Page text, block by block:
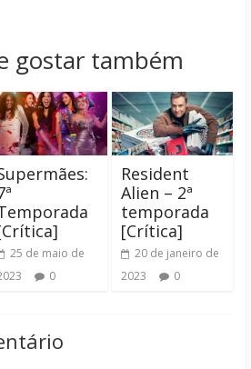
gostar também
25 de maio de
0
Resident
Alien – 2ª
temporada
[Crítica]
20 de janeiro de
2023
0